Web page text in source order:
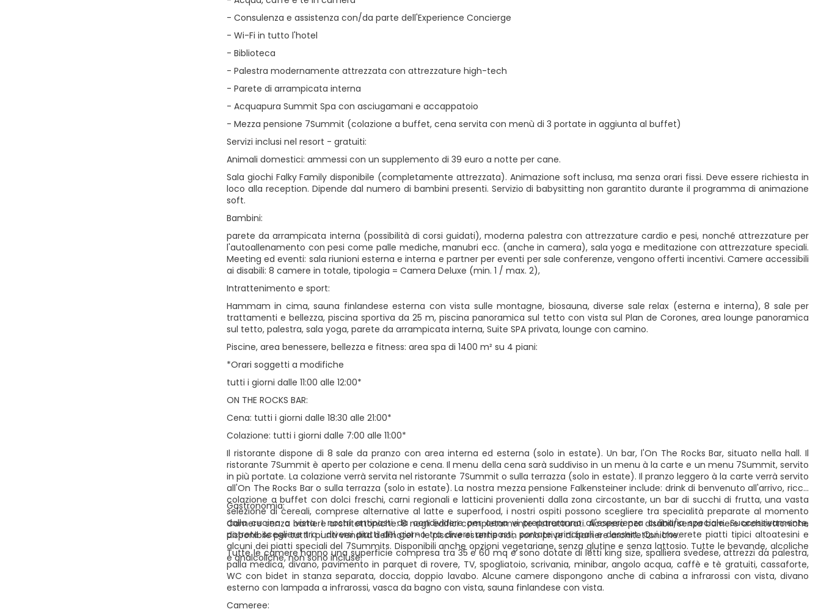
Cameree:
Tutte le camere hanno una superficie compresa tra 35 e 60 mq e sono dotate di letti king size, spalliera svedese, attrezzi da palestra,
palla medica, divano, pavimento in parquet di rovere, TV, spogliatoio, scrivania, minibar, angolo acqua, caffè e tè gratuiti, cassaforte,
WC con bidet in stanza separata, doccia, doppio lavabo. Alcune camere dispongono anche di cabina a infrarossi con vista, divano
esterno con lampada a infrarossi, vasca da bagno con vista, sauna finlandese con vista.
Camere senza barriere architettoniche: 8 negli edifici completamente ristrutturati. Accesso per disabili/senza barriere architettoniche
disponibile per tutti i punti vendita dell'hotel - le piscine esterne non sono prive di barriere architettoniche.
Gastronomia:
Il ristorante dispone di 8 sale da pranzo con area interna ed esterna (solo in estate). Un bar, l'On The Rocks Bar, situato nella hall. Il
ristorante 7Summit è aperto per colazione e cena. Il menu della cena sarà suddiviso in un menu à la carte e un menu 7Summit, servito
in più portate. La colazione verrà servita nel ristorante 7Summit o sulla terrazza (solo in estate). Il pranzo leggero à la carte verrà servito
all'On The Rocks Bar o sulla terrazza (solo in estate). La nostra mezza pensione Falkensteiner include: drink di benvenuto all'arrivo, ricca
colazione a buffet con dolci freschi, carni regionali e latticini provenienti dalla zona circostante, un bar di succhi di frutta, una vasta
selezione di cereali, comprese alternative al latte e superfood, i nostri ospiti possono scegliere tra specialità preparate al momento
dalla cucina a vista. I nostri antipasti da condividere per cena vi prepareranno all'esperienza culinaria speciale. Successivamente,
potrete scegliere tra i diversi piatti del giorno tra diversi antipasti, portate principali e dessert. Qui troverete piatti tipici altoatesini e
alcuni dei piatti speciali del 7Summits. Disponibili anche opzioni vegetariane, senza glutine e senza lattosio. Tutte le bevande, alcoliche
e analcoliche, non sono incluse.
Colazione: tutti i giorni dalle 7:00 alle 11:00*
Cena: tutti i giorni dalle 18:30 alle 21:00*
ON THE ROCKS BAR:
tutti i giorni dalle 11:00 alle 12:00*
*Orari soggetti a modifiche
Piscine, area benessere, bellezza e fitness: area spa di 1400 m² su 4 piani:
Hammam in cima, sauna finlandese esterna con vista sulle montagne, biosauna, diverse sale relax (esterna e interna), 8 sale per
trattamenti e bellezza, piscina sportiva da 25 m, piscina panoramica sul tetto con vista sul Plan de Corones, area lounge panoramica
sul tetto, palestra, sala yoga, parete da arrampicata interna, Suite SPA privata, lounge con camino.
Intrattenimento e sport:
parete da arrampicata interna (possibilità di corsi guidati), moderna palestra con attrezzature cardio e pesi, nonché attrezzature per
l'autoallenamento con pesi come palle mediche, manubri ecc. (anche in camera), sala yoga e meditazione con attrezzature speciali.
Meeting ed eventi: sala riunioni esterna e interna e partner per eventi per sale conferenze, vengono offerti incentivi. Camere accessibili
ai disabili: 8 camere in totale, tipologia = Camera Deluxe (min. 1 / max. 2),
Bambini:
Sala giochi Falky Family disponibile (completamente attrezzata). Animazione soft inclusa, ma senza orari fissi. Deve essere richiesta in
loco alla reception. Dipende dal numero di bambini presenti. Servizio di babysitting non garantito durante il programma di animazione
soft.
Animali domestici: ammessi con un supplemento di 39 euro a notte per cane.
Servizi inclusi nel resort - gratuiti:
- Mezza pensione 7Summit (colazione a buffet, cena servita con menù di 3 portate in aggiunta al buffet)
- Acquapura Summit Spa con asciugamani e accappatoio
- Parete di arrampicata interna
- Palestra modernamente attrezzata con attrezzature high-tech
- Biblioteca
- Wi-Fi in tutto l'hotel
- Consulenza e assistenza con/da parte dell'Experience Concierge